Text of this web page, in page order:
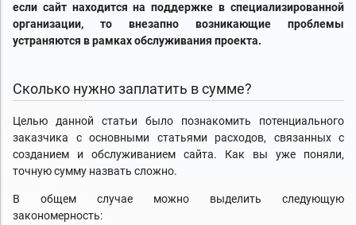
если сайт находится на поддержке в специализированной
организации, то внезапно возникающие проблемы
устраняются в рамках обслуживания проекта.
Сколько нужно заплатить в сумме?
Целью данной статьи было познакомить потенциального
заказчика с основными статьями расходов, связанных с
созданием и обслуживанием сайта. Как вы уже поняли,
точную сумму назвать сложно.
В общем случае можно выделить следующую
закономерность: